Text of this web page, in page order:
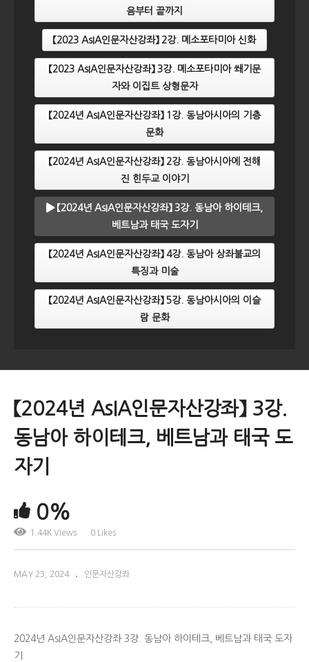
음부터 끝까지
【2023 AsIA인문자산강좌】 2강. 메소포타미아 신화
【2023 AsIA인문자산강좌】 3강. 메소포타미아 쐐기문
자와 이집트 상형문자
【2024년 AsIA인문자산강좌】 1강. 동남아시아의 기층
문화
【2024년 AsIA인문자산강좌】 2강. 동남아시아에 전해
진 힌두교 이야기
【2024년 AsIA인문자산강좌】 3강. 동남아 하이테크,
베트남과 태국 도자기
【2024년 AsIA인문자산강좌】 4강. 동남아 상좌불교의
특징과 미술
【2024년 AsIA인문자산강좌】 5강. 동남아시아의 이슬
람 문화
【2024년 AsIA인문자산강좌】 3강.
동남아 하이테크, 베트남과 태국 도
자기
0%
1.44K Views 0 Likes
MAY 23, 2024 인문자산강좌
2024년 AsIA인문자산강좌 3강. 동남아 하이테크, 베트남과 태국 도자
기